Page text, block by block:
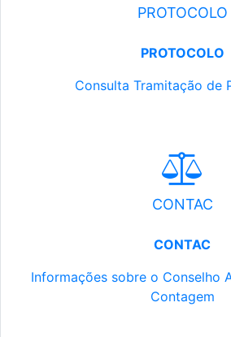
PROTOCOLO
PROTOCOLO
Consulta Tramitação de
CONTAC
CONTAC
Informações sobre o Conselho
Contagem